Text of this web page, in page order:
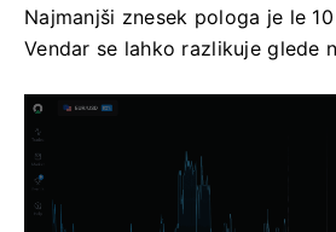
Najmanjši znesek pologa je le 10
Vendar se lahko razlikuje glede